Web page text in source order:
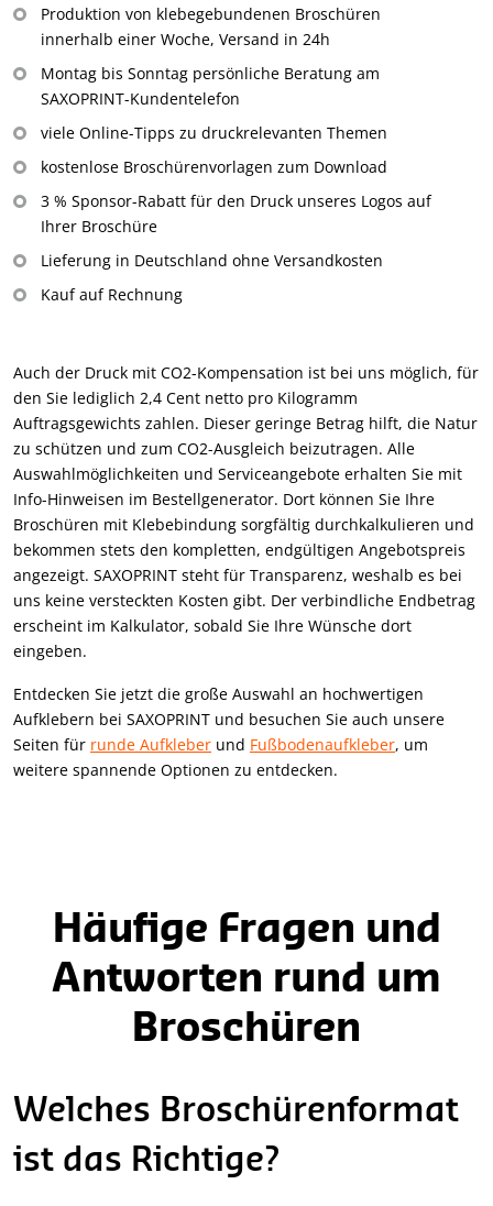
Produktion von klebegebundenen Broschüren
innerhalb einer Woche, Versand in 24h
Montag bis Sonntag persönliche Beratung am
SAXOPRINT-Kundentelefon
viele Online-Tipps zu druckrelevanten Themen
kostenlose Broschürenvorlagen zum Download
3 % Sponsor-Rabatt für den Druck unseres Logos auf
Ihrer Broschüre
Lieferung in Deutschland ohne Versandkosten
Kauf auf Rechnung
Auch der Druck mit CO2-Kompensation ist bei uns möglich, für
den Sie lediglich 2,4 Cent netto pro Kilogramm
Auftragsgewichts zahlen. Dieser geringe Betrag hilft, die Natur
zu schützen und zum CO2-Ausgleich beizutragen. Alle
Auswahlmöglichkeiten und Serviceangebote erhalten Sie mit
Info-Hinweisen im Bestellgenerator. Dort können Sie Ihre
Broschüren mit Klebebindung sorgfältig durchkalkulieren und
bekommen stets den kompletten, endgültigen Angebotspreis
angezeigt. SAXOPRINT steht für Transparenz, weshalb es bei
uns keine versteckten Kosten gibt. Der verbindliche Endbetrag
erscheint im Kalkulator, sobald Sie Ihre Wünsche dort
eingeben.
Entdecken Sie jetzt die große Auswahl an hochwertigen
Aufklebern bei SAXOPRINT und besuchen Sie auch unsere
Seiten für runde Aufkleber und Fußbodenaufkleber, um
weitere spannende Optionen zu entdecken.
Häufige Fragen und
Antworten rund um
Broschüren
Welches Broschürenformat
ist das Richtige?